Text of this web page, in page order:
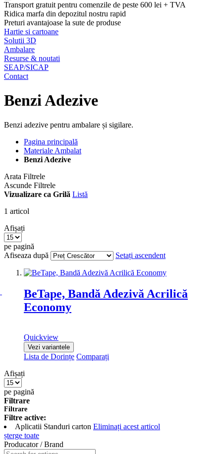
Transport gratuit pentru comenzile de peste 600 lei + TVA
Ridica marfa din depozitul nostru rapid
Preturi avantajoase la sute de produse
Hartie si cartoane
Solutii 3D
Ambalare
Resurse & noutati
SEAP/SICAP
Contact
Benzi Adezive
Benzi adezive pentru ambalare și sigilare.
Pagina principală
Materiale Ambalat
Benzi Adezive
Arata Filtrele
Ascunde Filtrele
Vizualizare ca Grilă Listă
1 articol
Afișați
pe pagină
Afiseaza după
Setați ascendent
BeTape, Bandă Adezivă Acrilică
Economy
Quickview
Vezi variantele
Lista de Dorințe Comparați
Afișați
pe pagină
Filtrare
Filtrare
Filtre active:
Aplicatii Standuri carton Eliminați acest articol
șterge toate
Producator / Brand